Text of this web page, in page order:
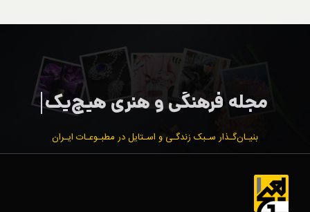
بنیـان‌گـذار سـبک زندگـی و اسـتایل در مطبـوعـات ایـران